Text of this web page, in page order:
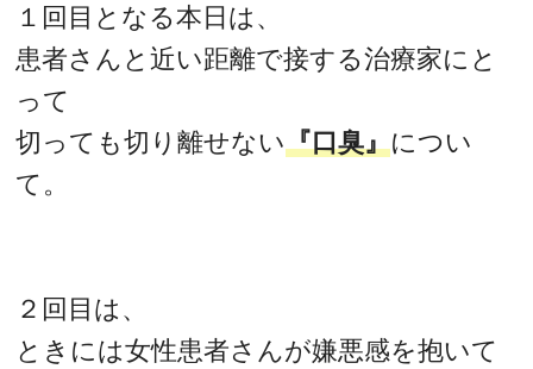
１回目となる本日は、
患者さんと近い距離で接する治療家にと
って
切っても切り離せない『口臭』につい
て。
２回目は、
ときには女性患者さんが嫌悪感を抱いて